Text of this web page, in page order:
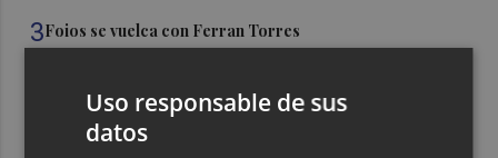
3Foios se vuelca con Ferran Torres
Las '200 vidas' que llevaron a Paco Rabal de Águilas a la
cima del cine: un documental recupera la voz y la mirada
del actor
Uso responsable de sus
datos